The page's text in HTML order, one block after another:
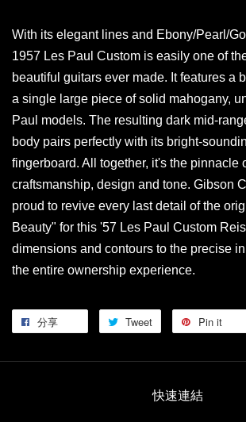
With its elegant lines and Ebony/Pearl/
1957 Les Paul Custom is easily one of
beautiful guitars ever made. It features a
a single large piece of solid mahogany,
Paul models. The resulting dark mid-
body pairs perfectly with its bright-
fingerboard. All together, it's the pinnacle
craftsmanship, design and tone. Gibson
proud to revive every last detail of the
Beauty" for this '57 Les Paul Custom
dimensions and contours to the precise
the entire ownership experience.
分享 Tweet Pin it
快速連結